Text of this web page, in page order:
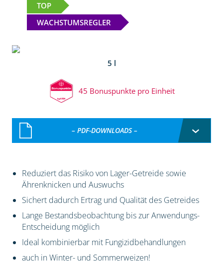
TOP
WACHSTUMSREGLER
5 l
45 Bonuspunkte pro Einheit
– PDF-DOWNLOADS –
Reduziert das Risiko von Lager-Getreide sowie
Ährenknicken und Auswuchs
Sichert dadurch Ertrag und Qualität des Getreides
Lange Bestandsbeobachtung bis zur Anwendungs-
Entscheidung möglich
Ideal kombinierbar mit Fungizidbehandlungen
auch in Winter- und Sommerweizen!